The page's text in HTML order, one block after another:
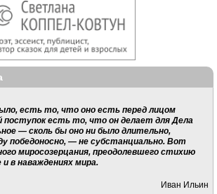
есть то, что оно есть перед лицом
поступок есть то, что он делает для Дела
— сколь бы оно ни было длительно,
победоносно, — не субстанциально. Вот
миросозерцания, преодолевшего стихию
в наваждениях мира.
Иван Ильин